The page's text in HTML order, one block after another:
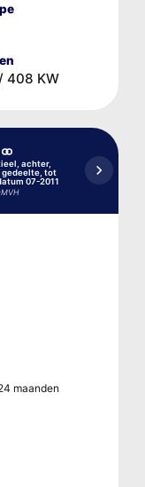
408 KW
achter,
gedeelte, tot
07-2011
middelste
maanden